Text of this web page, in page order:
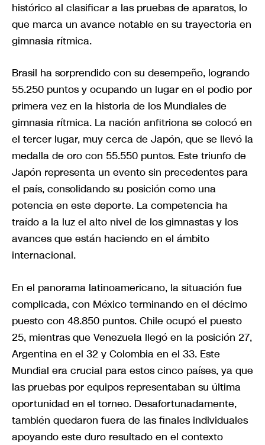
histórico al clasificar a las pruebas de aparatos, lo
que marca un avance notable en su trayectoria en
gimnasia rítmica.
Brasil ha sorprendido con su desempeño, logrando
55.250 puntos y ocupando un lugar en el podio por
primera vez en la historia de los Mundiales de
gimnasia rítmica. La nación anfitriona se colocó en
el tercer lugar, muy cerca de Japón, que se llevó la
medalla de oro con 55.550 puntos. Este triunfo de
Japón representa un evento sin precedentes para
el país, consolidando su posición como una
potencia en este deporte. La competencia ha
traído a la luz el alto nivel de los gimnastas y los
avances que están haciendo en el ámbito
internacional.
En el panorama latinoamericano, la situación fue
complicada, con México terminando en el décimo
puesto con 48.850 puntos. Chile ocupó el puesto
25, mientras que Venezuela llegó en la posición 27,
Argentina en el 32 y Colombia en el 33. Este
Mundial era crucial para estos cinco países, ya que
las pruebas por equipos representaban su última
oportunidad en el torneo. Desafortunadamente,
también quedaron fuera de las finales individuales
apoyando este duro resultado en el contexto